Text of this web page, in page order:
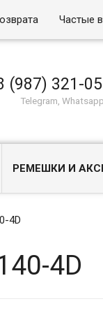
Частые
(987) 321-
Telegram,
РЕМЕШКИ И
4D
4D